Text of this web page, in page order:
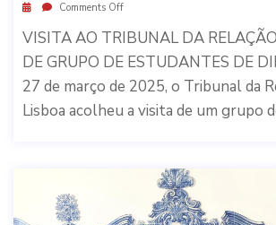
Comments Off
VISITA AO TRIBUNAL DA
DE GRUPO DE ESTUDANTES DE
27 de março de 2025, o Tribunal da
Lisboa acolheu a visita de um grupo